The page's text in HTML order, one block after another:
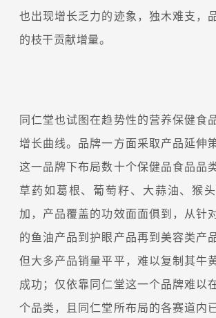
也出现增长乏力的迹象，独木难支，
的枝干贡献增量。
同仁堂也试图在趋势性的营养保健食
增长曲线。品牌一方面采取产品延伸
这一品牌下布局数十个保健品食品品
草药如葛根、葡萄籽、大蒜油、猴
加，产品覆盖的功效面面俱到，从针
的鱼油产品到护眼产品再到美容类产
但大多产品销量平平，难以复制其牛
成功；仅依靠同仁堂这一个品牌难以
个品类，且同仁堂所布局的各赛道内